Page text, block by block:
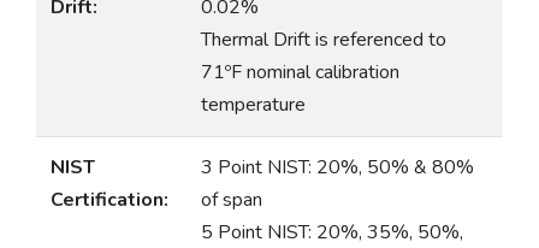
Drift:
0.02%
Thermal Drift is referenced to
71ºF nominal calibration
temperature
NIST
Certification:
3 Point NIST: 20%, 50% & 80%
of span
5 Point NIST: 20%, 35%, 50%,